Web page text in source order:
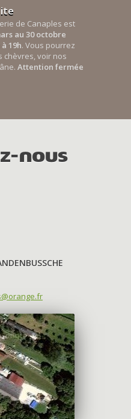
de Canaples est
au 30 octobre
19h. Vous pourrez
chèvres, voir nos
Attention fermée
nous